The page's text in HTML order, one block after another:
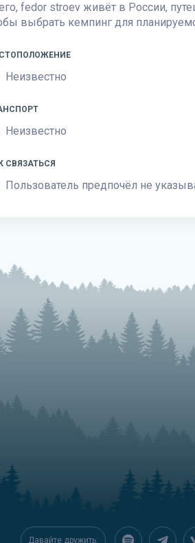
fedor stroev живёт в России,
выбрать кемпинг для
Неизвестно
Неизвестно
СВЯЗАТЬСЯ
Пользователь предпочёл не
Давайте дружить: